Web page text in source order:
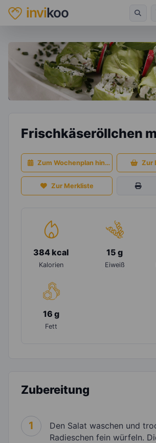
invikoo
Frischkäseröllchen
Zum Wochenplan hinzufügen Zur
Zur Merkliste
384 kcal
Kalorien
15 g
Eiweiß
16 g
Fett
Zubereitung
1
Den Salat waschen und
Radieschen fein würfeln.